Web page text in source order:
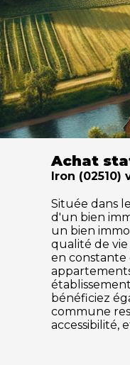
Achat
Iron
Située dans
d'un bien
un bien
qualité de
en constante
bénéficiez
commune
accessibilité,